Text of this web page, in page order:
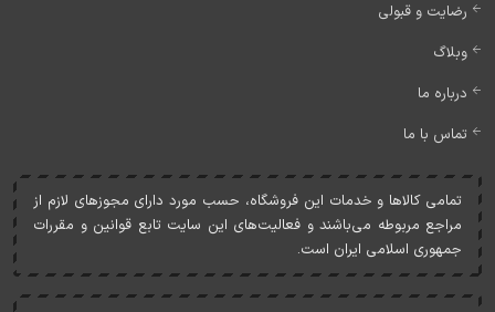
رضایت و قبولی
وبلاگ
درباره ما
تماس با ما
تمامی کالاها و خدمات اين فروشگاه، حسب مورد دارای مجوزهای لازم از
مراجع مربوطه می‌باشند و فعاليت‌های اين سايت تابع قوانين و مقررات
جمهوری اسلامی ايران است.